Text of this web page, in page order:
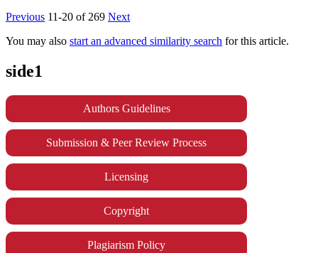
Previous 11-20 of 269 Next
You may also start an advanced similarity search for this article.
side1
Authors Guidelines
Submission & Peer Review Process
Licensing
Copyright
Plagiarism Policy